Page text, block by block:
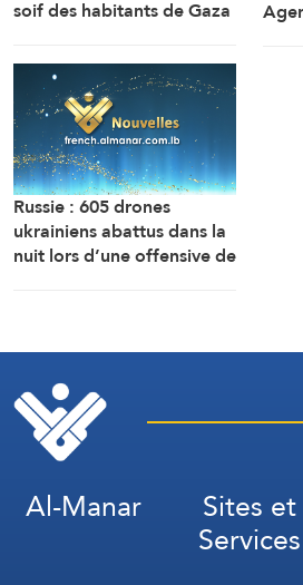
soif des habitants de Gaza
Russie : 605 drones
ukrainiens abattus dans la
nuit lors d’une offensive de
Al-Manar Sites et
Services